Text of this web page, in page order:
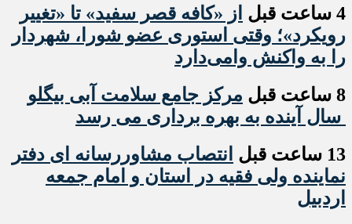
4 ساعت قبل
از «کافه قصر سفید» تا «تغییر
رویکرد»؛ وقتی استوری عضو شورا، شهردار
را به واکنش وامی‌دارد
8 ساعت قبل
مرکز جامع سلامت آبی بیگلو
سال آینده به بهره برداری می رسد
13 ساعت قبل
انتصاب مشاوررسانه ای دفتر
نماینده ولی فقیه در استان و امام جمعه
اردبیل